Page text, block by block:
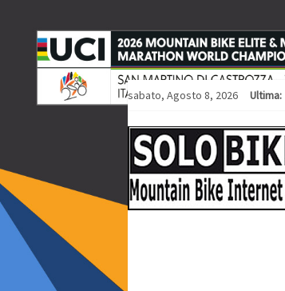
sabato, Agosto 8, 2026 Ultima: